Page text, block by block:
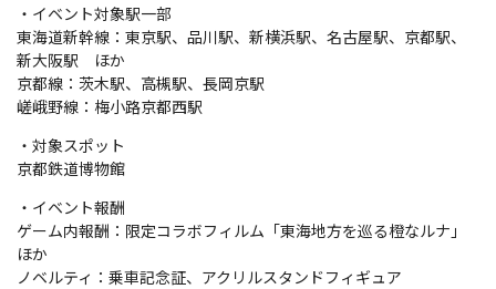
・イベント対象駅一部
東海道新幹線：東京駅、品川駅、新横浜駅、名古屋駅、京都駅、
新大阪駅 ほか
京都線：茨木駅、高槻駅、長岡京駅
嵯峨野線：梅小路京都西駅
・対象スポット
京都鉄道博物館
・イベント報酬
ゲーム内報酬：限定コラボフィルム「東海地方を巡る橙なルナ」
ほか
ノベルティ：乗車記念証、アクリルスタンドフィギュア